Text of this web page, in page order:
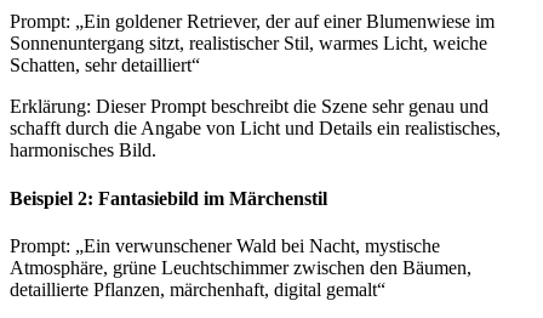
Prompt: „Ein goldener Retriever, der auf einer Blumenwiese im
Sonnenuntergang sitzt, realistischer Stil, warmes Licht, weiche
Schatten, sehr detailliert“
Erklärung: Dieser Prompt beschreibt die Szene sehr genau und
schafft durch die Angabe von Licht und Details ein realistisches,
harmonisches Bild.
Beispiel 2: Fantasiebild im Märchenstil
Prompt: „Ein verwunschener Wald bei Nacht, mystische
Atmosphäre, grüne Leuchtschimmer zwischen den Bäumen,
detaillierte Pflanzen, märchenhaft, digital gemalt“